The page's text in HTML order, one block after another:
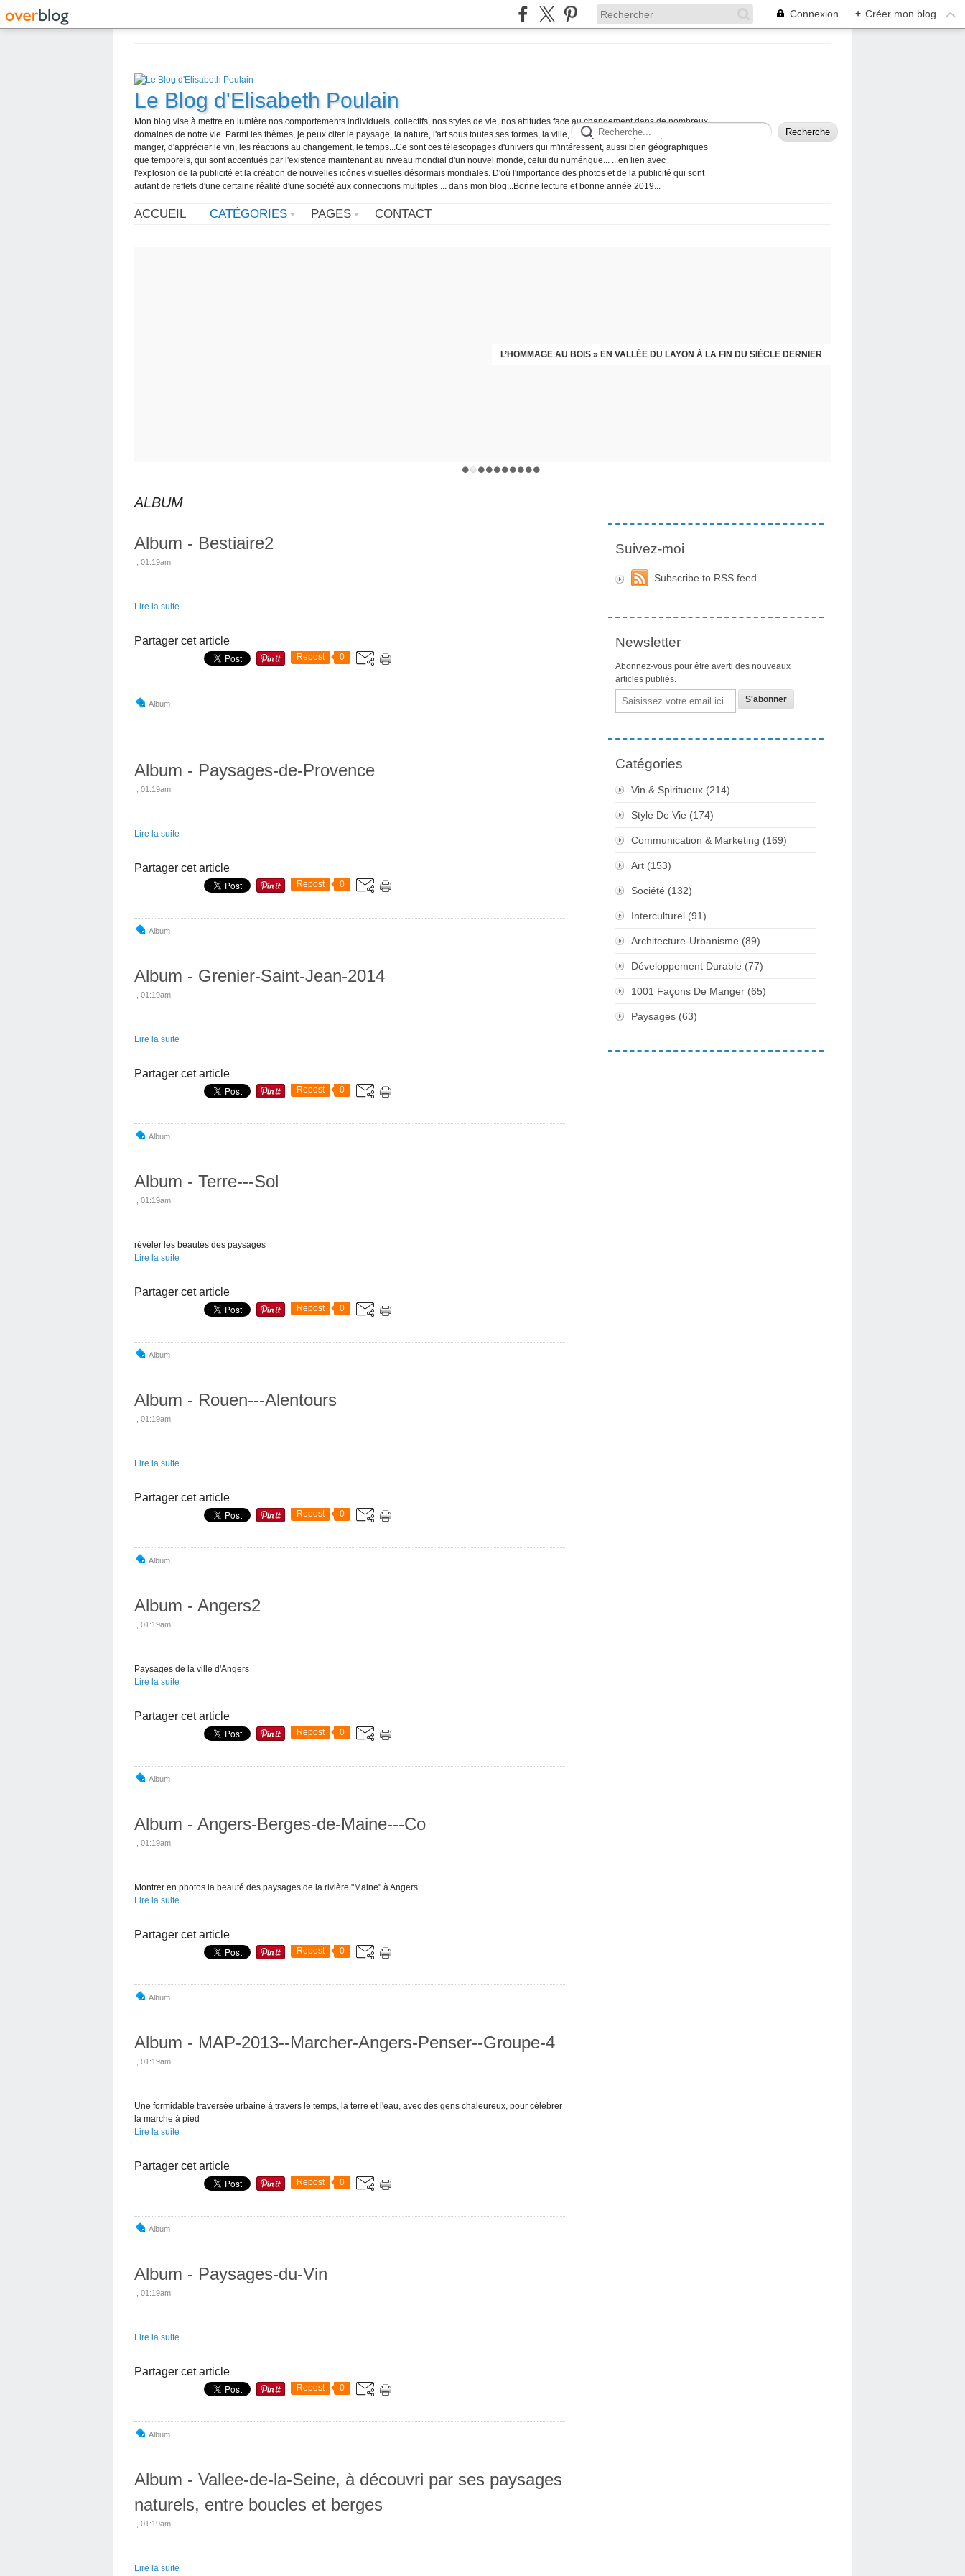
Connexion + Créer mon blog
Le Blog d'Elisabeth Poulain
Mon blog vise à mettre en lumière nos comportements individuels, collectifs, nos styles de vie, nos attitudes face au changement dans de nombreux
domaines de notre vie. Parmi les thèmes, je peux citer le paysage, la nature, l'art sous toutes ses formes, la ville, les styles de vie, les façons de
manger, d'apprécier le vin, les réactions au changement, le temps...Ce sont ces télescopages d'univers qui m'intéressent, aussi bien géographiques
que temporels, qui sont accentués par l'existence maintenant au niveau mondial d'un nouvel monde, celui du numérique... ...en lien avec
l'explosion de la publicité et la création de nouvelles icônes visuelles désormais mondiales. D'où l'importance des photos et de la publicité qui sont
autant de reflets d'une certaine réalité d'une société aux connections multiples ... dans mon blog...Bonne lecture et bonne année 2019...
ACCUEIL CATÉGORIES PAGES CONTACT
L’HOMMAGE AU BOIS » EN VALLÉE DU LAYON À LA FIN DU SIÈCLE DERNIER
ALBUM
Album - Bestiaire2
, 01:19am
Lire la suite
Partager cet article
Repost 0
Album
Album - Paysages-de-Provence
, 01:19am
Lire la suite
Partager cet article
Repost 0
Album
Album - Grenier-Saint-Jean-2014
, 01:19am
Lire la suite
Partager cet article
Repost 0
Album
Album - Terre---Sol
, 01:19am
révéler les beautés des paysages
Lire la suite
Partager cet article
Repost 0
Album
Album - Rouen---Alentours
, 01:19am
Lire la suite
Partager cet article
Repost 0
Album
Album - Angers2
, 01:19am
Paysages de la ville d'Angers
Lire la suite
Partager cet article
Repost 0
Album
Album - Angers-Berges-de-Maine---Co
, 01:19am
Montrer en photos la beauté des paysages de la rivière "Maine" à Angers
Lire la suite
Partager cet article
Repost 0
Album
Album - MAP-2013--Marcher-Angers-Penser--Groupe-4
, 01:19am
Une formidable traversée urbaine à travers le temps, la terre et l'eau, avec des gens chaleureux, pour célébrer
la marche à pied
Lire la suite
Partager cet article
Repost 0
Album
Album - Paysages-du-Vin
, 01:19am
Lire la suite
Partager cet article
Repost 0
Album
Album - Vallee-de-la-Seine, à découvri par ses paysages
naturels, entre boucles et berges
, 01:19am
Lire la suite
Suivez-moi
Subscribe to RSS feed
Newsletter
Abonnez-vous pour être averti des nouveaux
articles publiés.
Email
Catégories
Vin & Spiritueux (214)
Style De Vie (174)
Communication & Marketing (169)
Art (153)
Société (132)
Interculturel (91)
Architecture-Urbanisme (89)
Développement Durable (77)
1001 Façons De Manger (65)
Paysages (63)